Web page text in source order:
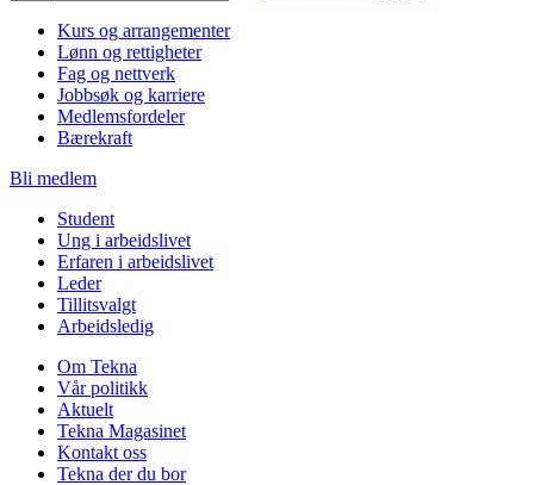
Kurs og arrangementer
Lønn og rettigheter
Fag og nettverk
Jobbsøk og karriere
Medlemsfordeler
Bærekraft
Bli medlem
Student
Ung i arbeidslivet
Erfaren i arbeidslivet
Leder
Tillitsvalgt
Arbeidsledig
Om Tekna
Vår politikk
Aktuelt
Tekna Magasinet
Kontakt oss
Tekna der du bor